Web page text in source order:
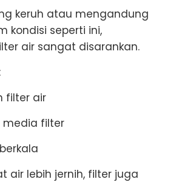
keruh atau mengandung
kondisi seperti ini,
air sangat disarankan.
filter air
media filter
air lebih jernih, filter juga